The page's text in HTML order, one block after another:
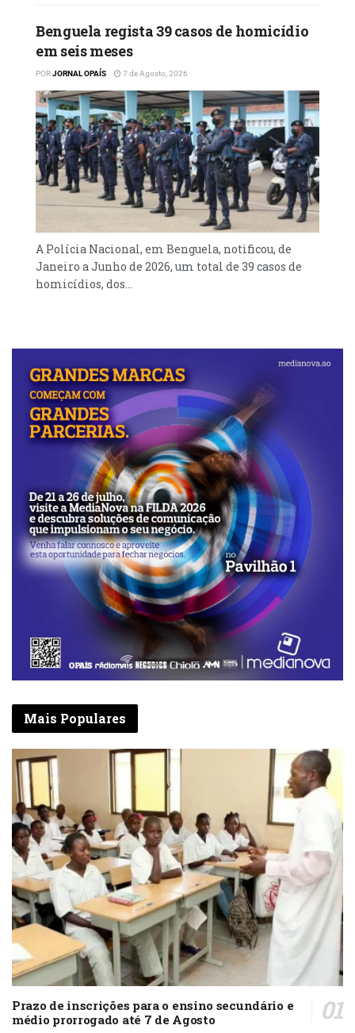
Benguela regista 39 casos de homicídio
em seis meses
PORJORNAL OPAÍS 7 de Agosto, 2026
A Polícia Nacional, em Benguela, notificou, de
Janeiro a Junho de 2026, um total de 39 casos de
homicídios, dos...
Mais Populares
Prazo de inscrições para o ensino secundário e
médio prorrogado até 7 de Agosto